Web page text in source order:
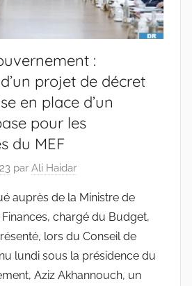
:
projet de décret
en place d’un
pour les
du MEF
par Ali Haidar
auprès de la Ministre de
Finances, chargé du Budget,
lors du Conseil de
lundi sous la présidence du
Aziz Akhannouch, un